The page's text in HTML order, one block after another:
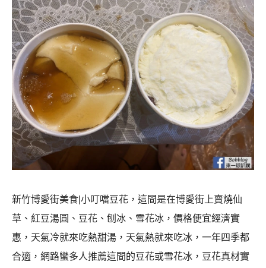
新竹博愛街美食|小叮噹豆花，這間是在博愛街上賣燒仙
草、紅豆湯圓、豆花、刨冰、雪花冰，價格便宜經濟實
惠，天氣冷就來吃熱甜湯，天氣熱就來吃冰，一年四季都
合適，網路蠻多人推薦這間的豆花或雪花冰，豆花真材實